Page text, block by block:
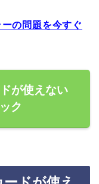
の問題を今すぐ
が使えない
ク